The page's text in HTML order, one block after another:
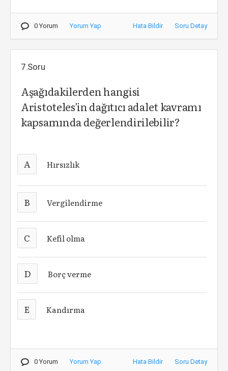
0 Yorum Yorum Yap Hata Bildir Soru Detay
7.Soru
Aşağıdakilerden hangisi
Aristoteles'in dağıtıcı adalet kavramı
kapsamında değerlendirilebilir?
A Hırsızlık
B Vergilendirme
C Kefil olma
D Borç verme
E Kandırma
0 Yorum Yorum Yap Hata Bildir Soru Detay